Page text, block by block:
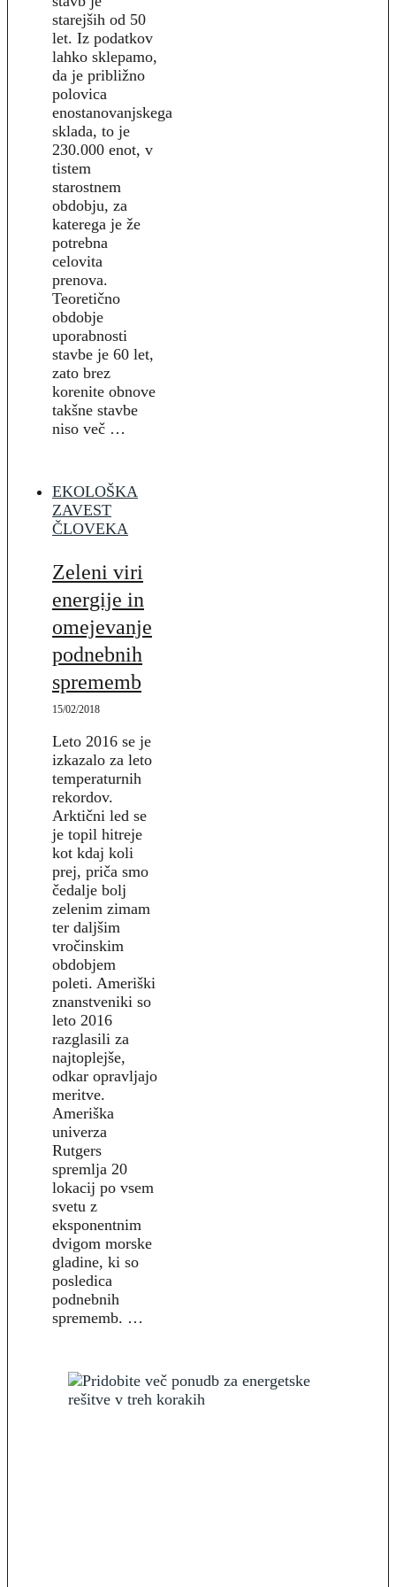
starejših od 50
let. Iz podatkov
lahko sklepamo,
da je približno
polovica
enostanovanjskega
sklada, to je
230.000 enot, v
tistem
starostnem
obdobju, za
katerega je že
potrebna
celovita
prenova.
Teoretično
obdobje
uporabnosti
stavbe je 60 let,
zato brez
korenite obnove
takšne stavbe
niso več …
EKOLOŠKA
ZAVEST
ČLOVEKA
Zeleni viri
energije in
omejevanje
podnebnih
sprememb
15/02/2018
Leto 2016 se je
izkazalo za leto
temperaturnih
rekordov.
Arktični led se
je topil hitreje
kot kdaj koli
prej, priča smo
čedalje bolj
zelenim zimam
ter daljšim
vročinskim
obdobjem
poleti. Ameriški
znanstveniki so
leto 2016
razglasili za
najtoplejše,
odkar opravljajo
meritve.
Ameriška
univerza
Rutgers
spremlja 20
lokacij po vsem
svetu z
eksponentnim
dvigom morske
gladine, ki so
posledica
podnebnih
sprememb. …